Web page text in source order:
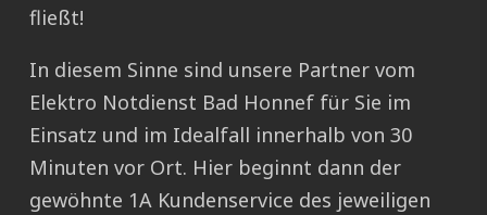
fließt!
In diesem Sinne sind unsere Partner vom
Elektro Notdienst Bad Honnef für Sie im
Einsatz und im Idealfall innerhalb von 30
Minuten vor Ort. Hier beginnt dann der
gewöhnte 1A Kundenservice des jeweiligen